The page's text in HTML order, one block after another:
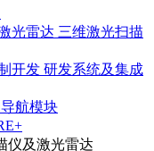
三维激光扫描
研发系统及集成
航模块